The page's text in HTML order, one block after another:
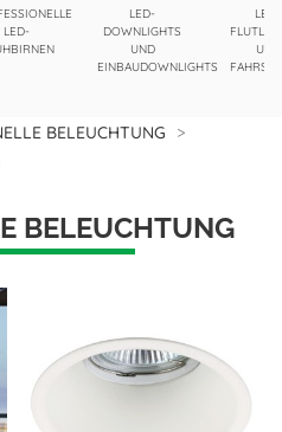
LED-
LED-
DOWNLIGHTS
UND
EINBAUDOWNLIGHTS
LED-
UND
BELEUCHTUNG
BELEUCHTUNG